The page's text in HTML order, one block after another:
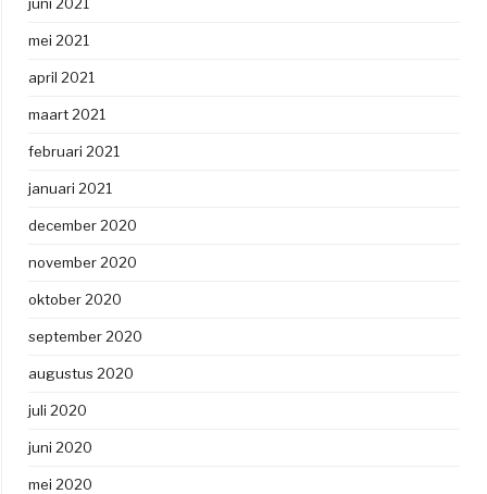
mei 2021
april 2021
maart 2021
februari 2021
januari 2021
december 2020
november 2020
oktober 2020
september 2020
augustus 2020
juli 2020
juni 2020
mei 2020